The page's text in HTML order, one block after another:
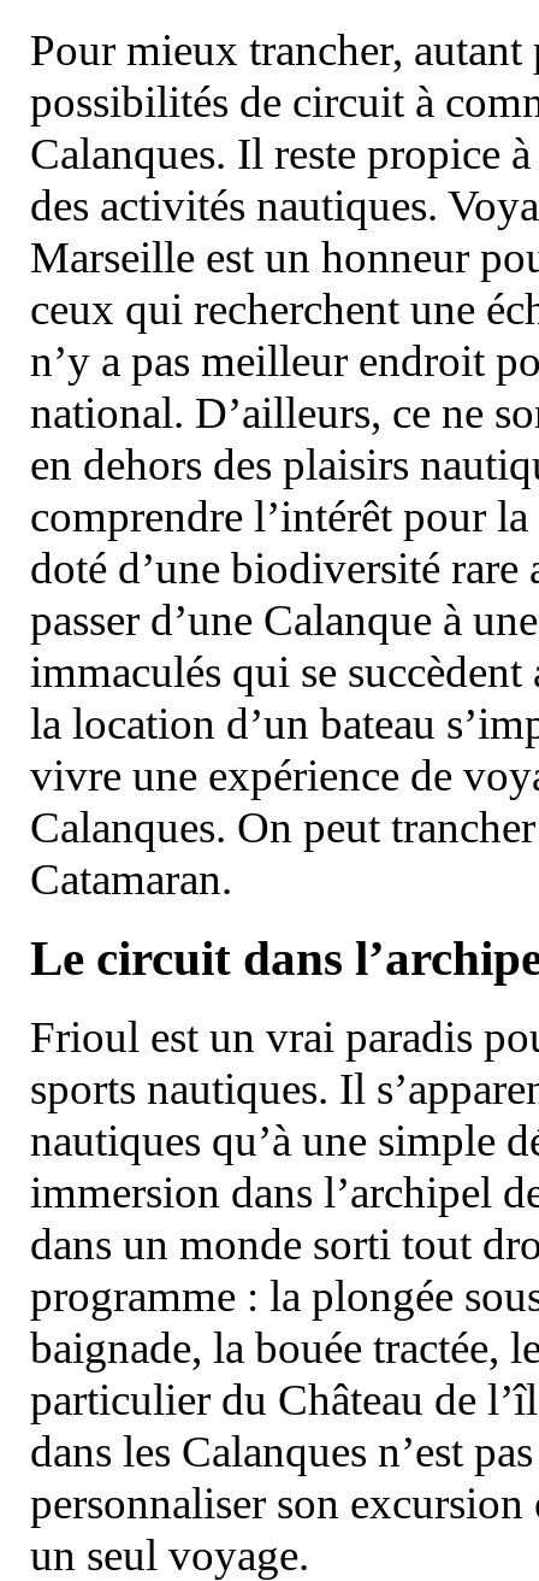
Pour mieux trancher, autant
possibilités de circuit à
Calanques. Il reste propice
des activités nautiques.
Marseille est un honneur
ceux qui recherchent une
n’y a pas meilleur endroit
national. D’ailleurs, ce ne
en dehors des plaisirs
comprendre l’intérêt pour
doté d’une biodiversité
passer d’une Calanque à
immaculés qui se
la location d’un bateau
vivre une expérience de
Calanques. On peut
Catamaran.
Le circuit dans
Frioul est un vrai paradis
sports nautiques. Il
nautiques qu’à une simple
immersion dans l’archipel
dans un monde sorti tout
programme : la plongée
baignade, la bouée tractée,
particulier du Château de
dans les Calanques n’est
personnaliser son
un seul voyage.